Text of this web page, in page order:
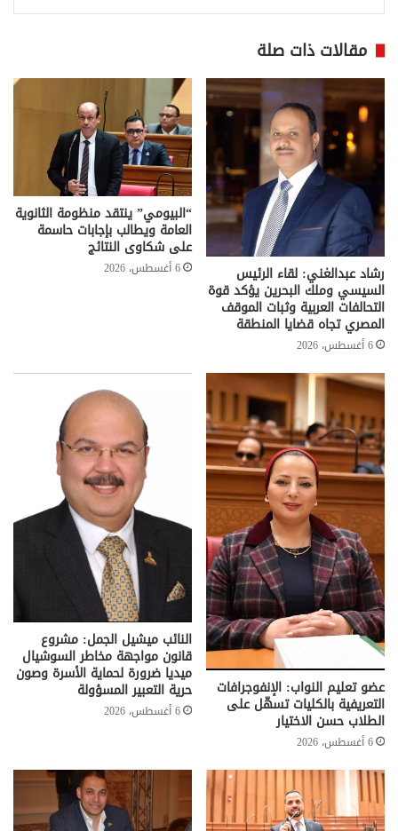
مقالات ذات صلة
رشاد عبدالغني: لقاء الرئيس
السيسي وملك البحرين يؤكد قوة
التحالفات العربية وثبات الموقف
المصري تجاه قضايا المنطقة
6 أغسطس، 2026
“البيومي” ينتقد منظومة الثانوية
العامة ويطالب بإجابات حاسمة
على شكاوى النتائج
6 أغسطس، 2026
عضو تعليم النواب: الإنفوجرافات
التعريفية بالكليات تسهّل على
الطلاب حسن الاختيار
6 أغسطس، 2026
النائب ميشيل الجمل: مشروع
قانون مواجهة مخاطر السوشيال
ميديا ضرورة لحماية الأسرة وصون
حرية التعبير المسؤولة
6 أغسطس، 2026